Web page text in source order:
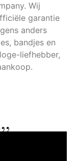
Wij
garantie
anders
bandjes en
liefhebber,